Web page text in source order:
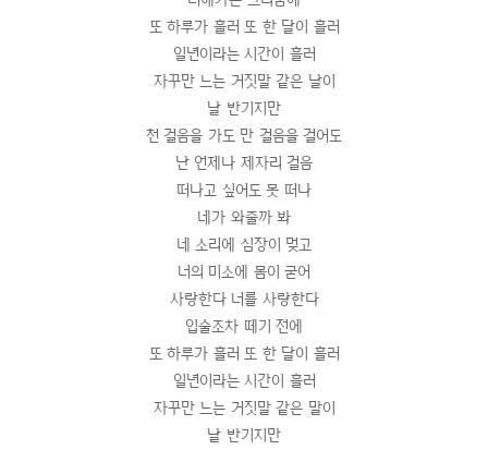
또 하루가 흘러 또 한 달이 흘러
일년이라는 시간이 흘러
자꾸만 느는 거짓말 같은 날이
날 반기지만
천 걸음을 가도 만 걸음을 걸어도
난 언제나 제자리 걸음
떠나고 싶어도 못 떠나
네가 와줄까 봐
네 소리에 심장이 멎고
너의 미소에 몸이 굳어
사랑한다 너를 사랑한다
입술조차 떼기 전에
또 하루가 흘러 또 한 달이 흘러
일년이라는 시간이 흘러
자꾸만 느는 거짓말 같은 말이
날 반기지만